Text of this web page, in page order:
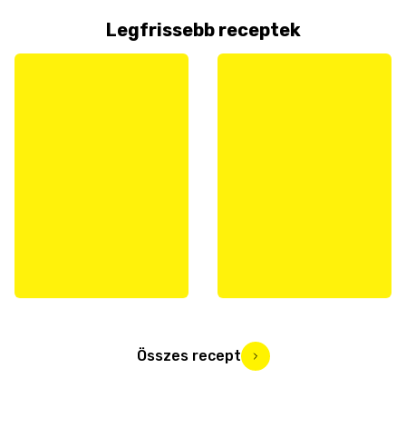
Legfrissebb receptek
Összes recept